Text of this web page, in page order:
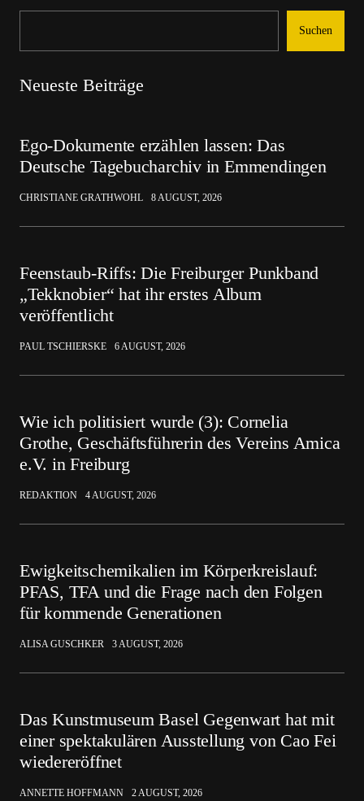
Suchen
Neueste Beiträge
Ego-Dokumente erzählen lassen: Das
Deutsche Tagebucharchiv in Emmendingen
CHRISTIANE GRATHWOHL 8 AUGUST, 2026
Feenstaub-Riffs: Die Freiburger Punkband
„Tekknobier“ hat ihr erstes Album
veröffentlicht
PAUL TSCHIERSKE 6 AUGUST, 2026
Wie ich politisiert wurde (3): Cornelia
Grothe, Geschäftsführerin des Vereins Amica
e.V. in Freiburg
REDAKTION 4 AUGUST, 2026
Ewigkeitschemikalien im Körperkreislauf:
PFAS, TFA und die Frage nach den Folgen
für kommende Generationen
ALISA GUSCHKER 3 AUGUST, 2026
Das Kunstmuseum Basel Gegenwart hat mit
einer spektakulären Ausstellung von Cao Fei
wiedereröffnet
ANNETTE HOFFMANN 2 AUGUST, 2026